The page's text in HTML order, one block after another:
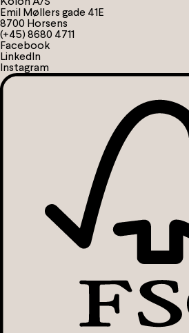
Emil Møllers gade 41E
8700 Horsens
(+45) 8680 4711
Facebook
LinkedIn
Instagram